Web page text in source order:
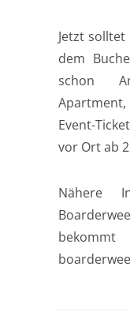
Jetzt
dem
schon
Event-
vor Ort ab
Nähere
bekommt